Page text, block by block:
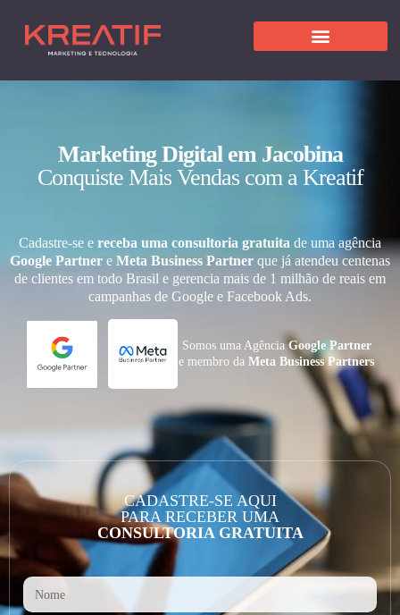
Marketing Digital em Jacobina
Conquiste Mais Vendas com a Kreatif
Cadastre-se e receba uma consultoria gratuita de uma agência
Google Partner e Meta Business Partner que já atendeu centenas
de clientes em todo Brasil e gerencia mais de 1 milhão de reais em
campanhas de Google e Facebook Ads.
Somos uma AgênciaGoogle Partner
e membro daMeta Business Partners
CADASTRE-SE AQUI
PARA RECEBER UMA
CONSULTORIA GRATUITA